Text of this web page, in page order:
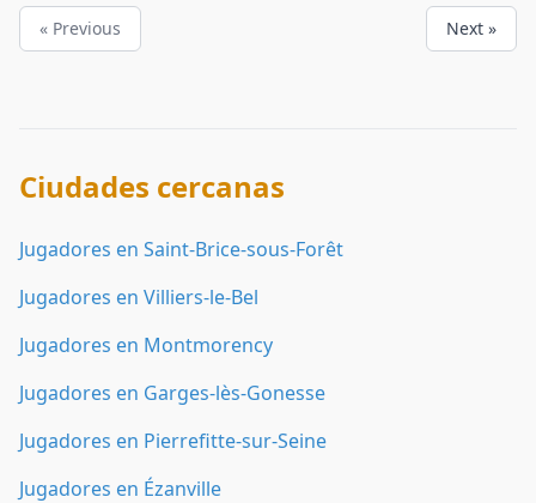
« Previous Next »
Ciudades cercanas
Jugadores en Saint-Brice-sous-Forêt
Jugadores en Villiers-le-Bel
Jugadores en Montmorency
Jugadores en Garges-lès-Gonesse
Jugadores en Pierrefitte-sur-Seine
Jugadores en Ézanville